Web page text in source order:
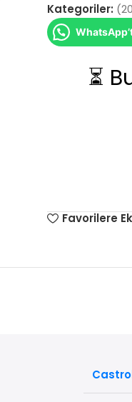
Kategoriler:
⏳
Favorilere